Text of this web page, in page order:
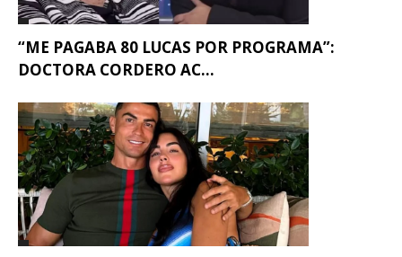
“ME PAGABA 80 LUCAS POR PROGRAMA”:
DOCTORA CORDERO AC...